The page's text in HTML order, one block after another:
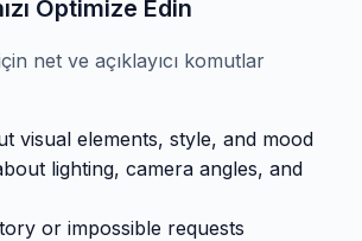
Optimize Edin
net ve açıklayıcı komutlar
visual elements, style, and mood
lighting, camera angles, and
or impossible requests